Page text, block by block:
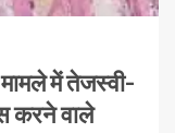
में तेजस्वी-
करने वाले